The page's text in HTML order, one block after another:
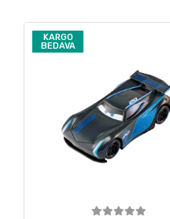
KARGO
BEDAVA